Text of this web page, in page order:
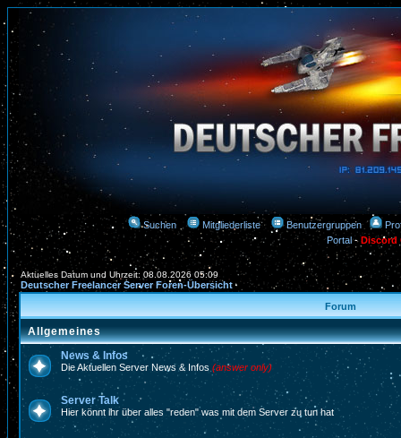
Suchen Mitgliederliste Benutzergruppen
Portal-Discord
Aktuelles Datum und Uhrzeit: 08.08.2026 05:09
Deutscher Freelancer Server Foren-Übersicht
Forum
Allgemeines
News & Infos
Die Aktuellen Server News & Infos (answer only)
Server Talk
Hier könnt ihr über alles "reden" was mit dem Server zu tun hat